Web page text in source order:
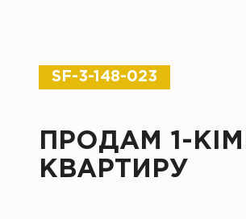
SF-3-148-023
ПРОДАМ 1-
КВАРТИРУ